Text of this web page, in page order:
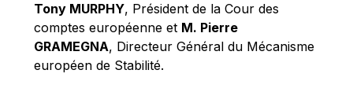
Richard Pelly
Robert Goebbels
Robert REYNDERS
Tony MURPHY, Président de la Cour des
comptes européenne et M. Pierre
GRAMEGNA, Directeur Général du Mécanisme
européen de Stabilité.